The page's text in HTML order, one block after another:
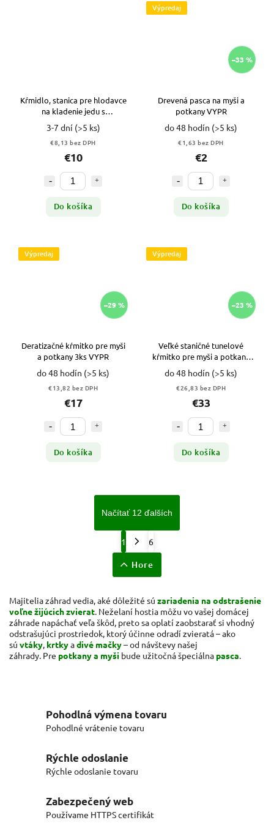
Kŕmidlo, stanica pre hlodavce
na kladenie jedu s
upozornením
3-7 dní (>5 ks)
€8,13 bez DPH
€10
Do košíka
Výpredaj
–33 %
Drevená pasca na myši a
potkany VYPR
do 48 hodín (>5 ks)
€1,63 bez DPH
€2
Do košíka
Výpredaj
–29 %
Deratizačné kŕmitko pre myši
a potkany 3ks VYPR
do 48 hodín (>5 ks)
€13,82 bez DPH
€17
Do košíka
Výpredaj
–23 %
Veľké staničné tunelové
kŕmitko pre myši a potkany
10ks VYPR
do 48 hodín (>5 ks)
€26,83 bez DPH
€33
Do košíka
Načítať 12 ďalších
1 6
Hore
Majitelia záhrad vedia, aké dôležité sú zariadenia na odstrašenie
voľne žijúcich zvierat. Neželaní hostia môžu vo vašej domácej
záhrade napáchať veľa škôd, preto sa oplatí zaobstarať si vhodný
odstrašujúci prostriedok, ktorý účinne odradí zvieratá – ako
sú vtáky, krtkyadivé mačky– od návštevy našej
záhrady. Pre potkany a myši bude užitočná špeciálna pasca.
Pohodlná výmena tovaru
Pohodlné vrátenie tovaru
Rýchle odoslanie
Rýchle odoslanie tovaru
Zabezpečený web
Používame HTTPS certifikát